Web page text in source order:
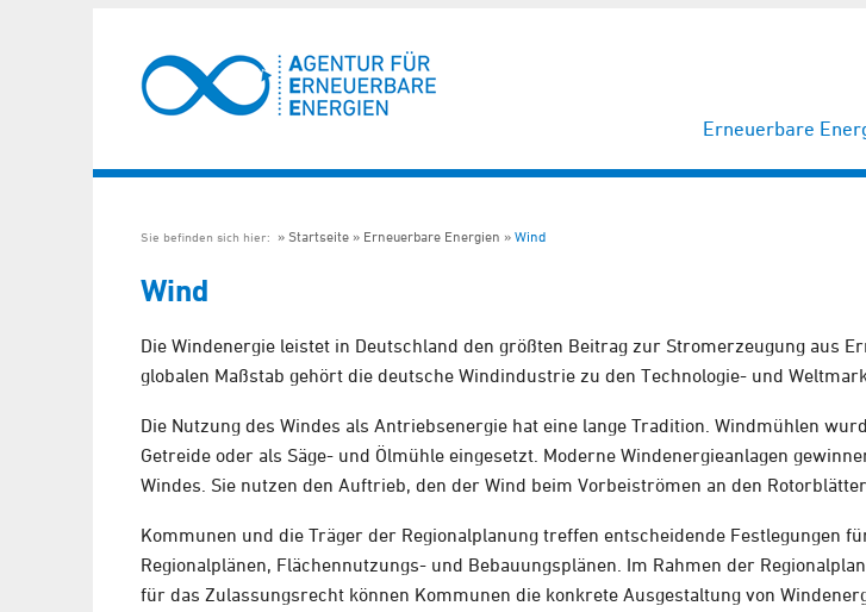
Erneuerbare
Sie befinden sich hier: Startseite Erneuerbare Energien Wind
Wind
Die Windenergie leistet in Deutschland den größten Beitrag zur Stromerzeugung aus
globalen Maßstab gehört die deutsche Windindustrie zu den Technologie- und
Die Nutzung des Windes als Antriebsenergie hat eine lange Tradition. Windmühlen
Getreide oder als Säge- und Ölmühle eingesetzt. Moderne Windenergieanlagen
Windes. Sie nutzen den Auftrieb, den der Wind beim Vorbeiströmen an den
Kommunen und die Träger der Regionalplanung treffen entscheidende Festlegungen
Regionalplänen, Flächennutzungs- und Bebauungsplänen. Im Rahmen der
für das Zulassungsrecht können Kommunen die konkrete Ausgestaltung von